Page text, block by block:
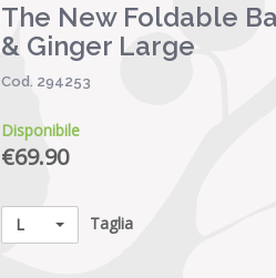
The New Foldable
& Ginger Large
Cod. 294253
Disponibile
€69.90
L Taglia